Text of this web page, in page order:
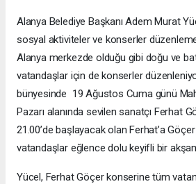
Alanya Belediye Başkanı Adem Murat
sosyal aktiviteler ve konserler
Alanya merkezde olduğu gibi doğu ve
vatandaşlar için de konserler
bünyesinde 19 Ağustos Cuma günü
Pazarı alanında sevilen sanatçı Ferhat
21.00’de başlayacak olan Ferhat’a
vatandaşlar eğlence dolu keyifli bir
Yücel, Ferhat Göçer konserine tüm